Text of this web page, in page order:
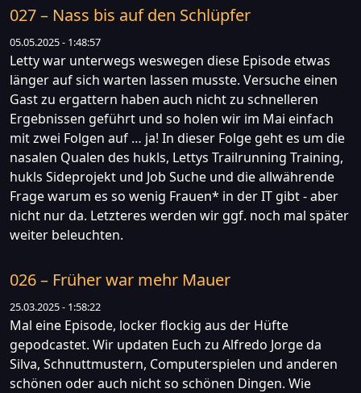
027 – Nass bis auf den Schlüpfer
05.05.2025 - 1:48:57
Letty war unterwegs weswegen diese Episode etwas
länger auf sich warten lassen musste. Versuche einen
Gast zu ergattern haben auch nicht zu schnelleren
Ergebnissen geführt und so holen wir im Mai einfach
mit zwei Folgen auf … ja! In dieser Folge geht es um die
nasalen Qualen des hukls, Lettys Trailrunning Training,
hukls Sideprojekt und Job Suche und die allwährende
Frage warum es so wenig Frauen* in der IT gibt - aber
nicht nur da. Letzteres werden wir ggf. noch mal später
weiter beleuchten.
026 – Früher war mehr Mauer
25.03.2025 - 1:58:22
Mal eine Episode, locker flockig aus der Hüfte
gepodcastet. Wir updaten Euch zu Alfredo Jorge da
Silva, Schnuttmustern, Computerspielen und anderen
schönen oder auch nicht so schönen Dingen. Wie